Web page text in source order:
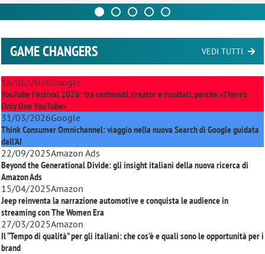
GAME CHANGERS VEDI TUTTI
16/06/2026Google
YouTube Festival 2026: tra contenuti, creator e risultati, perché «There’s
Only One YouTube»
31/03/2026Google
Think Consumer Omnichannel: viaggio nella nuova Search di Google guidata
dall'AI
22/09/2025Amazon Ads
Beyond the Generational Divide: gli insight italiani della nuova ricerca di
Amazon Ads
15/04/2025Amazon
Jeep reinventa la narrazione automotive e conquista le audience in
streaming conThe Women Era
27/03/2025Amazon
Il “Tempo di qualità” per gli italiani: che cos’è e quali sono le opportunità per i
brand